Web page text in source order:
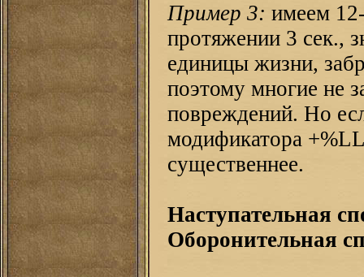
Пример 3: имеем
протяжении 3 сек.,
единицы жизни,
поэтому многие не
повреждений. Но
модификатора
существеннее.
Наступательная
Оборонительная